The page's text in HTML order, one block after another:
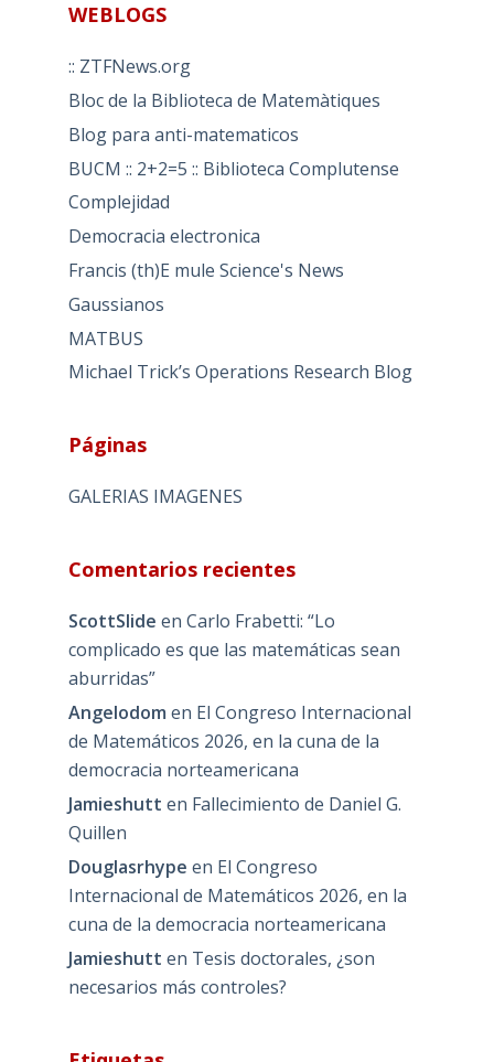
WEBLOGS
:: ZTFNews.org
Bloc de la Biblioteca de Matemàtiques
Blog para anti-matematicos
BUCM :: 2+2=5 :: Biblioteca Complutense
Complejidad
Democracia electronica
Francis (th)E mule Science's News
Gaussianos
MATBUS
Michael Trick’s Operations Research Blog
Páginas
GALERIAS IMAGENES
Comentarios recientes
ScottSlide en Carlo Frabetti: “Lo
complicado es que las matemáticas sean
aburridas”
Angelodom en El Congreso Internacional
de Matemáticos 2026, en la cuna de la
democracia norteamericana
Jamieshutt en Fallecimiento de Daniel G.
Quillen
Douglasrhype en El Congreso
Internacional de Matemáticos 2026, en la
cuna de la democracia norteamericana
Jamieshutt en Tesis doctorales, ¿son
necesarios más controles?